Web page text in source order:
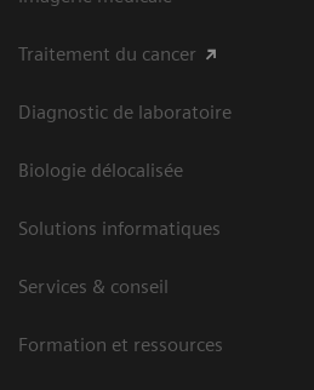
Traitement du cancer
Diagnostic de laboratoire
Biologie délocalisée
Solutions informatiques
Services & conseil
Formation et ressources